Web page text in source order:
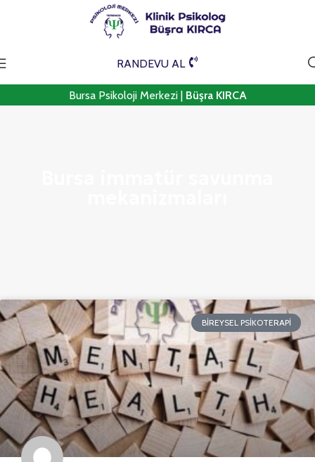
RANDEVU AL
Bursa Psikoloji Merkezi | Büşra KIRCA
BIREYSEL PSIKOTERAPI